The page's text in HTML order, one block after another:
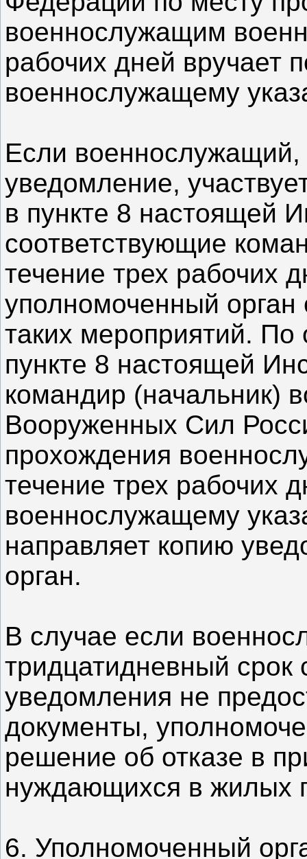
военнослужащим
рабочих дней вручает
военнослужащему
Если военнослужащий,
уведомление,
в пункте 8 настоящей
соответствующие
течение трех рабочих
уполномоченный орган
таких мероприятий. По
пункте 8 настоящей
командир (начальник)
Вооруженных Сил
прохождения
течение трех рабочих
военнослужащему
направляет копию
орган.
В случае если
тридцатидневный срок
уведомления не
документы,
решение об отказе в
нуждающихся в жилых
6. Уполномоченный